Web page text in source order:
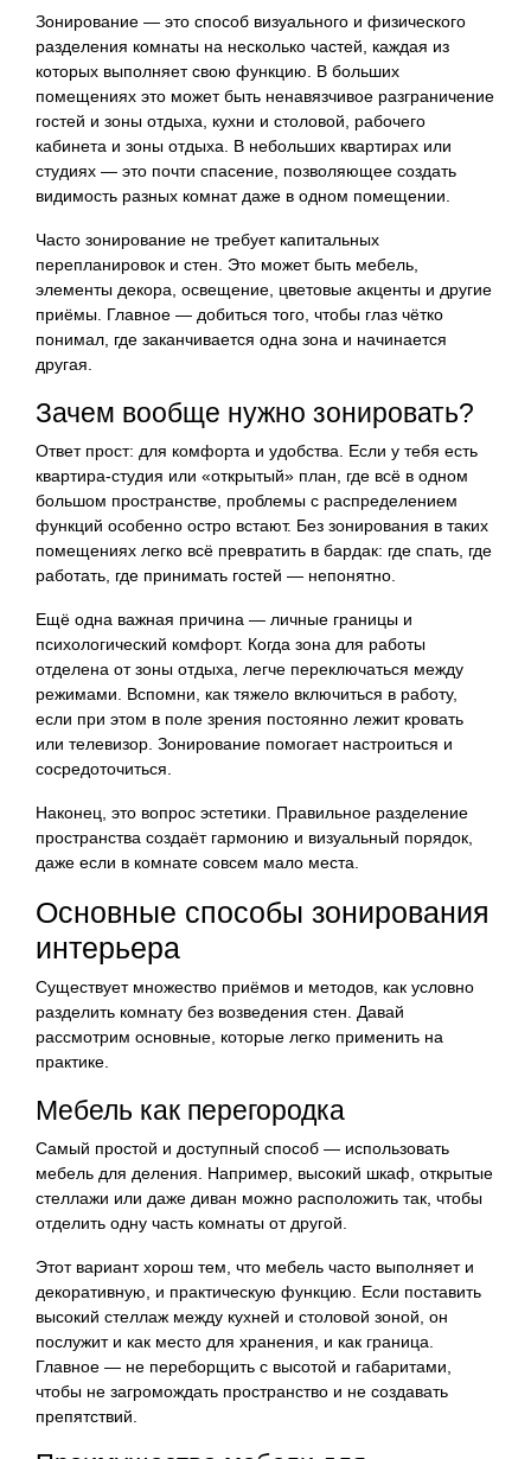
Зонирование — это способ визуального и физического
разделения комнаты на несколько частей, каждая из
которых выполняет свою функцию. В больших
помещениях это может быть ненавязчивое разграничение
гостей и зоны отдыха, кухни и столовой, рабочего
кабинета и зоны отдыха. В небольших квартирах или
студиях — это почти спасение, позволяющее создать
видимость разных комнат даже в одном помещении.
Часто зонирование не требует капитальных
перепланировок и стен. Это может быть мебель,
элементы декора, освещение, цветовые акценты и другие
приёмы. Главное — добиться того, чтобы глаз чётко
понимал, где заканчивается одна зона и начинается
другая.
Зачем вообще нужно зонировать?
Ответ прост: для комфорта и удобства. Если у тебя есть
квартира-студия или «открытый» план, где всё в одном
большом пространстве, проблемы с распределением
функций особенно остро встают. Без зонирования в таких
помещениях легко всё превратить в бардак: где спать, где
работать, где принимать гостей — непонятно.
Ещё одна важная причина — личные границы и
психологический комфорт. Когда зона для работы
отделена от зоны отдыха, легче переключаться между
режимами. Вспомни, как тяжело включиться в работу,
если при этом в поле зрения постоянно лежит кровать
или телевизор. Зонирование помогает настроиться и
сосредоточиться.
Наконец, это вопрос эстетики. Правильное разделение
пространства создаёт гармонию и визуальный порядок,
даже если в комнате совсем мало места.
Основные способы зонирования
интерьера
Существует множество приёмов и методов, как условно
разделить комнату без возведения стен. Давай
рассмотрим основные, которые легко применить на
практике.
Мебель как перегородка
Самый простой и доступный способ — использовать
мебель для деления. Например, высокий шкаф, открытые
стеллажи или даже диван можно расположить так, чтобы
отделить одну часть комнаты от другой.
Этот вариант хорош тем, что мебель часто выполняет и
декоративную, и практическую функцию. Если поставить
высокий стеллаж между кухней и столовой зоной, он
послужит и как место для хранения, и как граница.
Главное — не переборщить с высотой и габаритами,
чтобы не загромождать пространство и не создавать
препятствий.